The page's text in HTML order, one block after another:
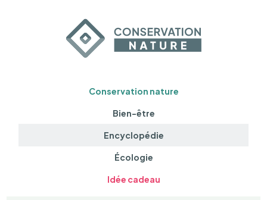
Conservation nature
Bien-être
Encyclopédie
Écologie
Idée cadeau